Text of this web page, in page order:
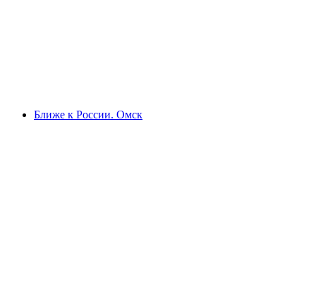
Ближе к России. Омск